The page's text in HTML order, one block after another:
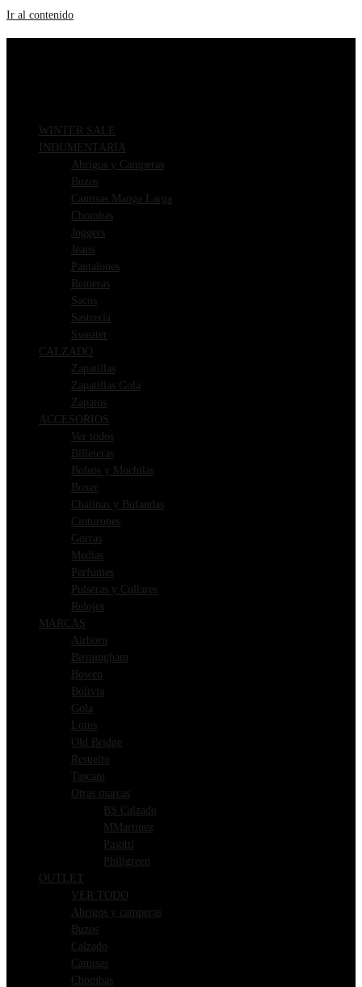
Ir al contenido
WINTER SALE
INDUMENTARIA
Abrigos y Camperas
Buzos
Camisas Manga Larga
Chombas
Joggers
Jeans
Pantalones
Remeras
Sacos
Sastrería
Sweater
CALZADO
Zapatillas
Zapatillas Gola
Zapatos
ACCESORIOS
Ver todos
Billeteras
Bolsos y Mochilas
Boxer
Chalinas y Bufandas
Cinturones
Gorras
Medias
Perfumes
Pulseras y Collares
Relojes
MARCAS
Airborn
Birmingham
Bowen
Bolivia
Gola
Lotus
Old Bridge
Resuelto
Tascani
Otras marcas
BS Calzado
MMartinez
Pasotti
Phillgreen
OUTLET
VER TODO
Abrigos y camperas
Buzos
Calzado
Camisas
Chombas